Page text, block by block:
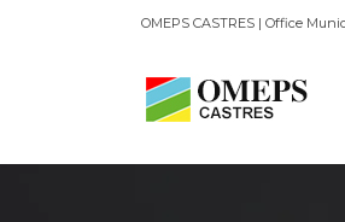
OMEPS CASTRES | Office